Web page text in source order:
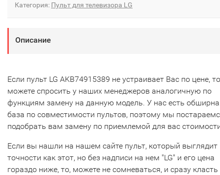
Категория: Пульт для телевизора LG
Описание
Если пульт LG AKB74915389 не устраивает Вас по цене,
можете спросить у наших менеджеров аналогичную по
функциям замену на данную модель. У нас есть
база по совместимости пультов, поэтому мы
подобрать вам замену по приемлемой для вас
Если вы нашли на нашем сайте пульт, который выглядит
точности как этот, но без надписи на нем "LG" и его цена
гораздо ниже, то, можете не сомневаться, и сразу класть